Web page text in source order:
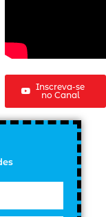
Inscreva-se
no Canal